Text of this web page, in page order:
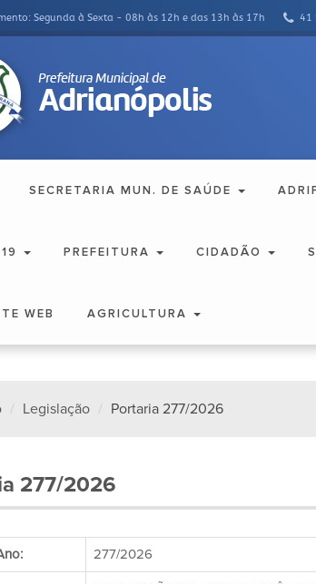
Segunda à Sexta - 08h às 12h e das 13h às 17h 41
SECRETARIA MUN. DE SAÚDE
PREFEITURA CIDADÃO
WEB AGRICULTURA
Legislação Portaria 277/2026
277/2026
277/2026